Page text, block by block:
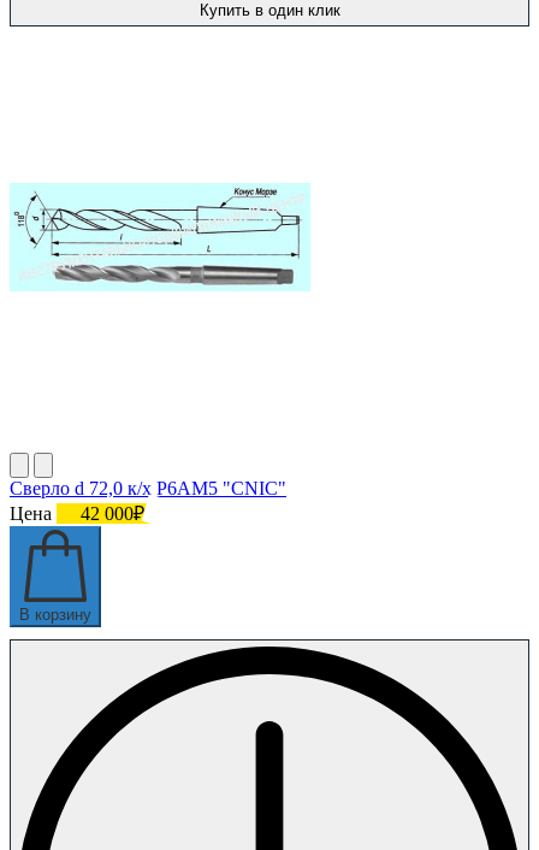
Купить в один клик
Сверло d 72,0 к/х Р6АМ5 "CNIC"
Цена
42 000₽
В корзину